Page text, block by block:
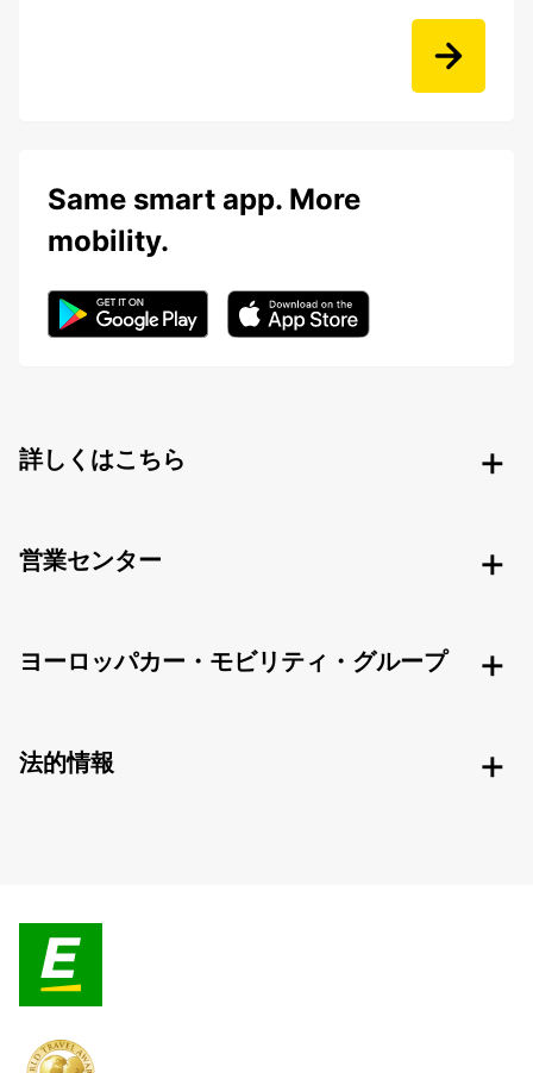
Same smart app. More
mobility.
詳しくはこちら
営業センター
ヨーロッパカー・モビリティ・グループ
法的情報